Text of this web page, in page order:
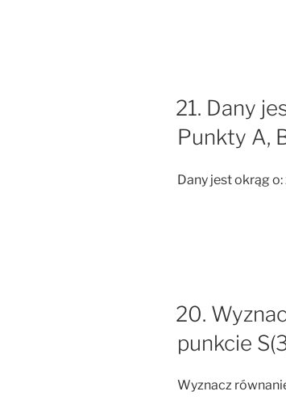
21. Dany
Punkty A,
Dany jest okrąg o:
20.
punkcie
Wyznacz